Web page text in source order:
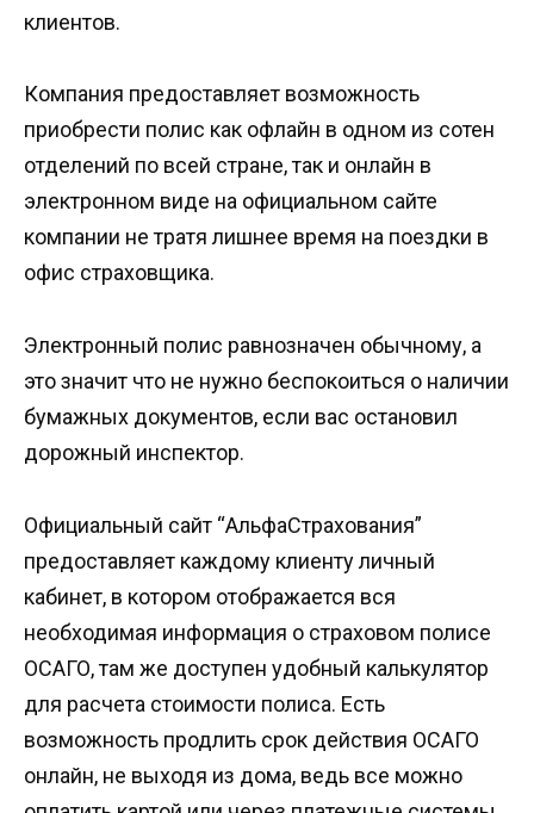
клиентов.
Компания предоставляет возможность
приобрести полис как офлайн в одном из сотен
отделений по всей стране, так и онлайн в
электронном виде на официальном сайте
компании не тратя лишнее время на поездки в
офис страховщика.
Электронный полис равнозначен обычному, а
это значит что не нужно беспокоиться о наличии
бумажных документов, если вас остановил
дорожный инспектор.
Официальный сайт “АльфаСтрахования”
предоставляет каждому клиенту личный
кабинет, в котором отображается вся
необходимая информация о страховом полисе
ОСАГО, там же доступен удобный калькулятор
для расчета стоимости полиса. Есть
возможность продлить срок действия ОСАГО
онлайн, не выходя из дома, ведь все можно